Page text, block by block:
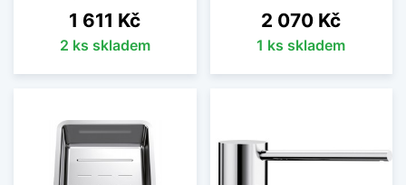
Cena
1 611 Kč
2 ks skladem
Cena
2 070 Kč
1 ks skladem